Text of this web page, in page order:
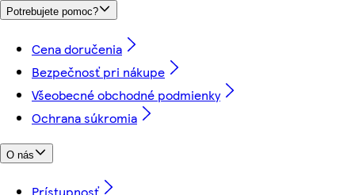
Potrebujete pomoc?
Cena doručenia
Bezpečnosť pri nákupe
Všeobecné obchodné podmienky
Ochrana súkromia
O nás